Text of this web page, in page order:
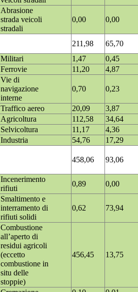
Abrasione
strada veicoli
stradali
0,00 0,00
211,98
65,70
Militari
1,47
0,45
Ferrovie
11,20
4,87
Vie di
navigazione
interne
0,70 0,23
Traffico aereo 20,09
3,87
Agricoltura
112,58
34,64
Selvicoltura
11,17
4,36
Industria
54,76
17,29
458,06 93,06
Incenerimento
rifiuti
0,89
0,00
Smaltimento e
interramento di
rifiuti solidi
0,62 73,94
Combustione
all’aperto di
residui agricoli
(eccetto
combustione in
situ delle
stoppie)
456,45 13,75